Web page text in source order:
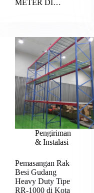
METER DI…
Pengiriman
& Instalasi
Pemasangan Rak
Besi Gudang
Heavy Duty Tipe
RR-1000 di Kota